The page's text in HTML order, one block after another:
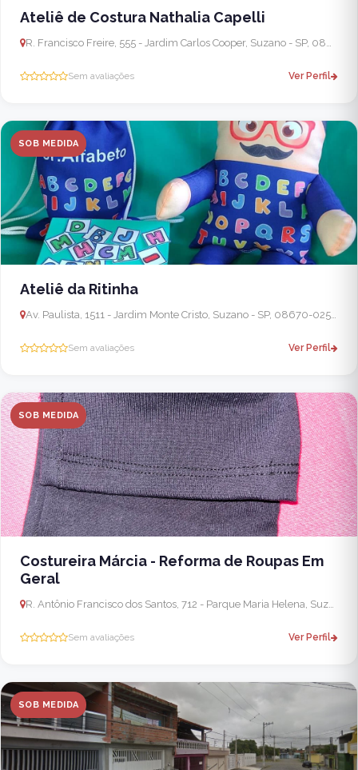
Ateliê de Costura Nathalia Capelli
R. Francisco Freire, 555 - Jardim Carlos Cooper, Suzano - SP, 08664-300, Brasil
Sem avaliações Ver Perfil
SOB MEDIDA
Ateliê da Ritinha
Av. Paulista, 1511 - Jardim Monte Cristo, Suzano - SP, 08670-025, Brasil
Sem avaliações Ver Perfil
SOB MEDIDA
Costureira Márcia - Reforma de Roupas Em
Geral
R. Antônio Francisco dos Santos, 712 - Parque Maria Helena, Suzano - SP, 08683-150, Brasil
Sem avaliações Ver Perfil
SOB MEDIDA